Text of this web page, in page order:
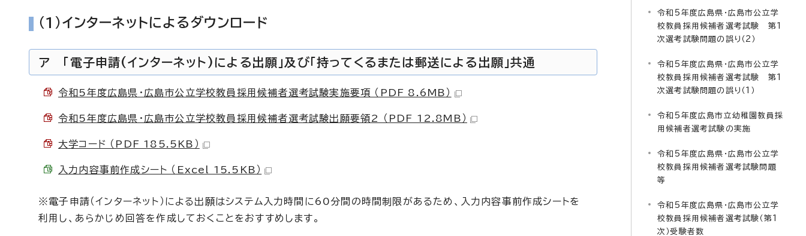
（1）インターネットによるダウンロード
ア 「電子申請(インターネット)による出願」及び「持ってくるまたは郵送による出願」共通
令和5年度広島県・広島市公立学校教員採用候補者選考試験実施要項 （PDF 8.6MB）
令和5年度広島県・広島市公立学校教員採用候補者選考試験出願要領2 （PDF 12.8MB）
大学コード （PDF 185.5KB）
入力内容事前作成シート （Excel 15.5KB）
※電子申請（インターネット）による出願はシステム入力時間に60分間の時間制限があるため、入力内容事前作成シートを
利用し、あらかじめ回答を作成しておくことをおすすめします。
令和5年度広島県・広島市公立学
校教員採用候補者選考試験 第1
次選考試験問題の誤り（2）
令和5年度広島県・広島市公立学
校教員採用候補者選考試験 第1
次選考試験問題の誤り（1）
令和5年度広島市立幼稚園教員採
用候補者選考試験の実施
令和5年度広島県・広島市公立学
校教員採用候補者選考試験問題
等
令和5年度広島県・広島市公立学
校教員採用候補者選考試験（第1
次）受験者数